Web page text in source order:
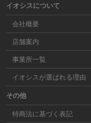
イオシスについて
会社概要
店舗案内
事業所一覧
イオシスが選ばれる理由
その他
特商法に基づく表記